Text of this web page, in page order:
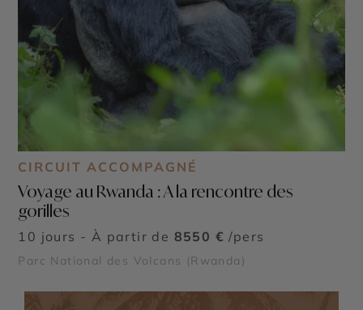
CIRCUIT ACCOMPAGNÉ
Voyage au Rwanda : A la rencontre des
gorilles
10 jours - À partir de 8550 € /pers
Parc National des Volcans (Rwanda)